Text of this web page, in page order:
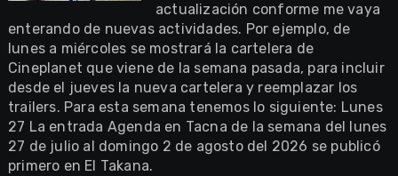
actualización conforme me vaya
enterando de nuevas actividades. Por ejemplo, de
lunes a miércoles se mostrará la cartelera de
Cineplanet que viene de la semana pasada, para incluir
desde el jueves la nueva cartelera y reemplazar los
trailers. Para esta semana tenemos lo siguiente: Lunes
27 La entrada Agenda en Tacna de la semana del lunes
27 de julio al domingo 2 de agosto del 2026 se publicó
primero en El Takana.